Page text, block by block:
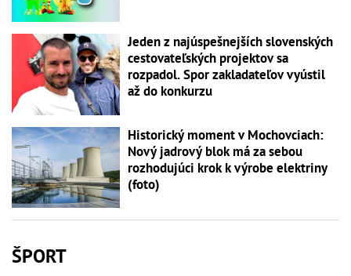
Jeden z najúspešnejších slovenských
cestovateľských projektov sa
rozpadol. Spor zakladateľov vyústil
až do konkurzu
Historický moment v Mochovciach:
Nový jadrový blok má za sebou
rozhodujúci krok k výrobe elektriny
(foto)
ŠPORT